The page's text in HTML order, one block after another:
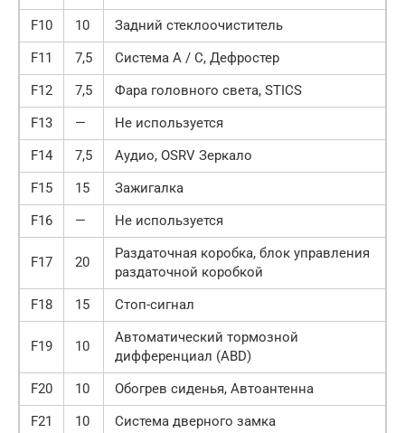
F10
10
Задний стеклоочиститель
F11
7,5
Система A / C, Дефростер
F12
7,5
Фара головного света, STICS
F13
—
Не используется
F14
7,5
Аудио, OSRV Зеркало
F15
15
Зажигалка
F16
— Не используется
F17 20
Раздаточная коробка, блок управления
раздаточной коробкой
F18
15 Стоп-сигнал
F19 10
Автоматический тормозной
дифференциал (ABD)
F20
10
Обогрев сиденья, Автоантенна
F21
10
Система дверного замка